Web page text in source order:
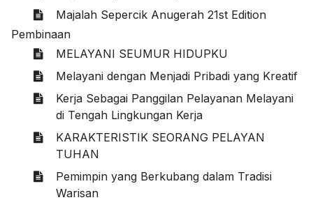
Majalah Sepercik Anugerah 21st Edition
Pembinaan
MELAYANI SEUMUR HIDUPKU
Melayani dengan Menjadi Pribadi yang Kreatif
Kerja Sebagai Panggilan Pelayanan Melayani
di Tengah Lingkungan Kerja
KARAKTERISTIK SEORANG PELAYAN
TUHAN
Pemimpin yang Berkubang dalam Tradisi
Warisan